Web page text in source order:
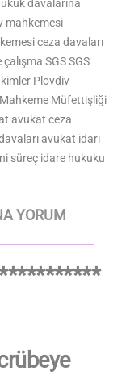
davalarına
mahkemesi
ceza davaları
SGS SGS
Plovdiv
Müfettişliği
avukat ceza
avukat idari
süreç idare hukuku
YORUM